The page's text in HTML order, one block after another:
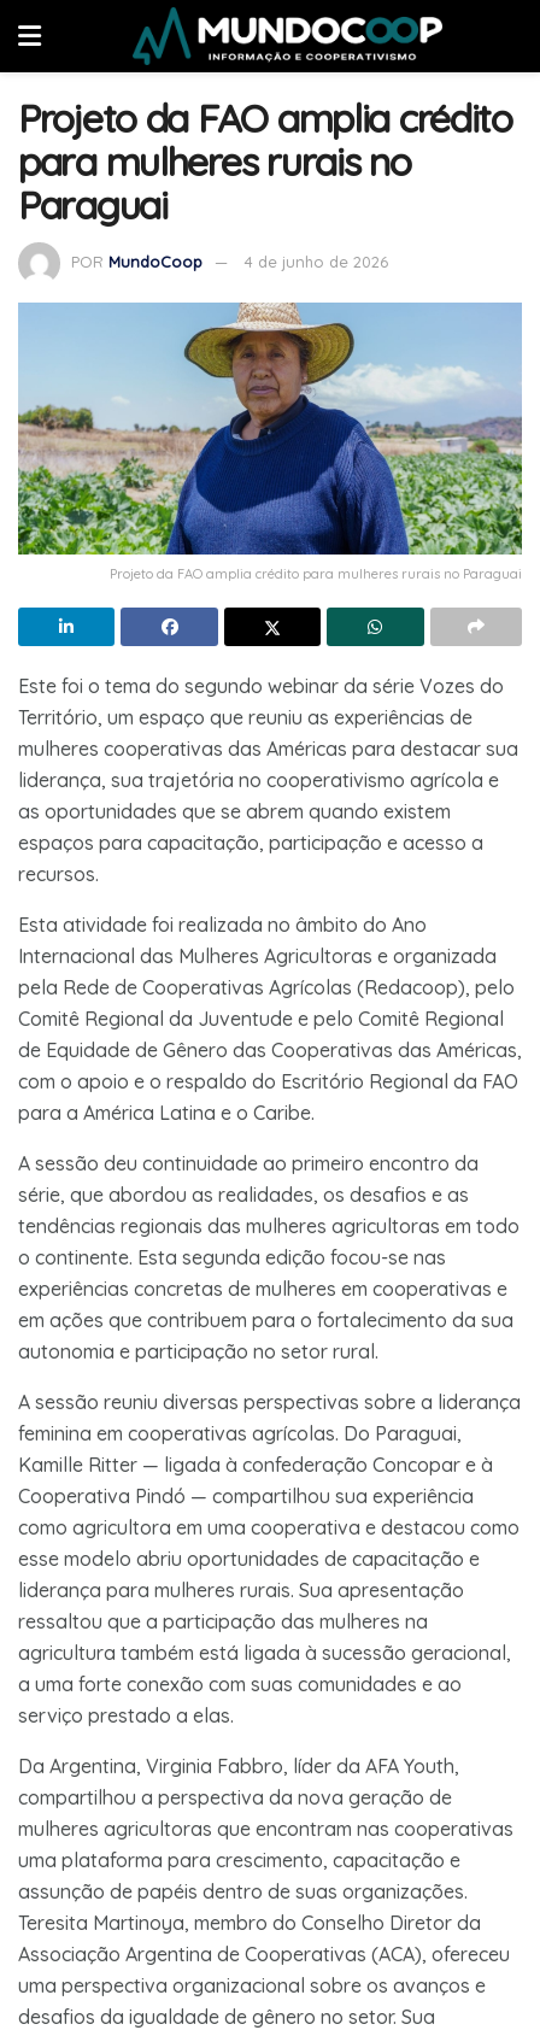
Projeto da FAO amplia crédito
para mulheres rurais no
Paraguai
POR MundoCoop 4 de junho de 2026
Projeto da FAO amplia crédito para mulheres rurais no Paraguai
Este foi o tema do segundo webinar da série Vozes do
Território, um espaço que reuniu as experiências de
mulheres cooperativas das Américas para destacar sua
liderança, sua trajetória no cooperativismo agrícola e
as oportunidades que se abrem quando existem
espaços para capacitação, participação e acesso a
recursos.
Esta atividade foi realizada no âmbito do Ano
Internacional das Mulheres Agricultoras e organizada
pela Rede de Cooperativas Agrícolas (Redacoop), pelo
Comitê Regional da Juventude e pelo Comitê Regional
de Equidade de Gênero das Cooperativas das Américas,
com o apoio e o respaldo do Escritório Regional da FAO
para a América Latina e o Caribe.
A sessão deu continuidade ao primeiro encontro da
série, que abordou as realidades, os desafios e as
tendências regionais das mulheres agricultoras em todo
o continente. Esta segunda edição focou-se nas
experiências concretas de mulheres em cooperativas e
em ações que contribuem para o fortalecimento da sua
autonomia e participação no setor rural.
A sessão reuniu diversas perspectivas sobre a liderança
feminina em cooperativas agrícolas. Do Paraguai,
Kamille Ritter — ligada à confederação Concopar e à
Cooperativa Pindó — compartilhou sua experiência
como agricultora em uma cooperativa e destacou como
esse modelo abriu oportunidades de capacitação e
liderança para mulheres rurais. Sua apresentação
ressaltou que a participação das mulheres na
agricultura também está ligada à sucessão geracional,
a uma forte conexão com suas comunidades e ao
serviço prestado a elas.
Da Argentina, Virginia Fabbro, líder da AFA Youth,
compartilhou a perspectiva da nova geração de
mulheres agricultoras que encontram nas cooperativas
uma plataforma para crescimento, capacitação e
assunção de papéis dentro de suas organizações.
Teresita Martinoya, membro do Conselho Diretor da
Associação Argentina de Cooperativas (ACA), ofereceu
uma perspectiva organizacional sobre os avanços e
desafios da igualdade de gênero no setor. Sua